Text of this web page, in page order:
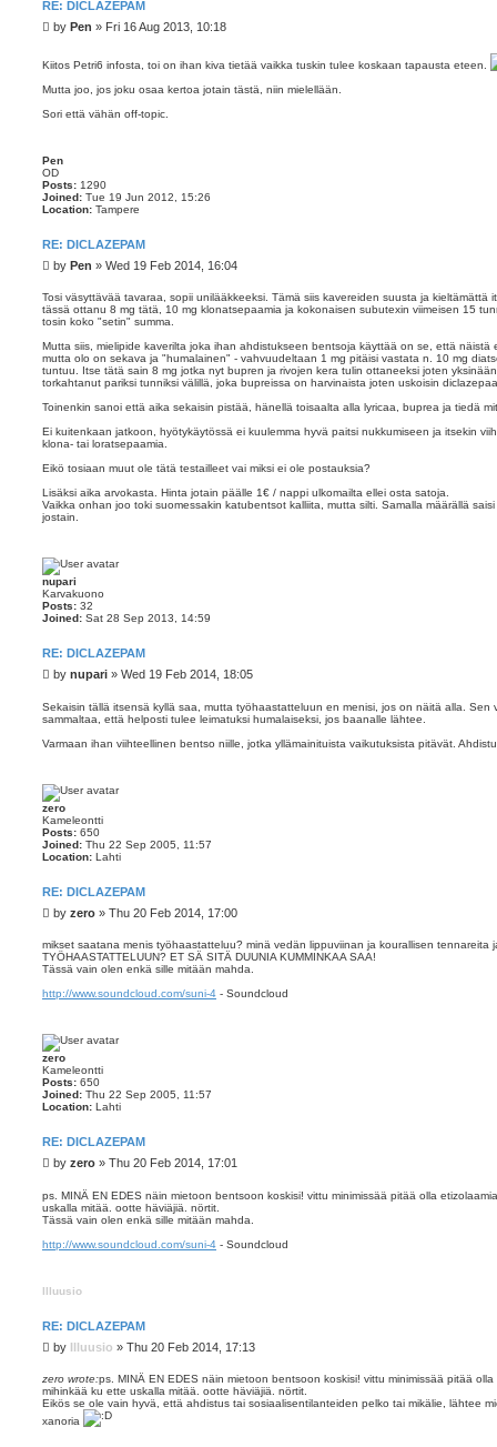
RE: DICLAZEPAM
P
t
by Pen » Fri 16 Aug 2013, 10:18
Kiitos Petri6 infosta, toi on ihan kiva tietää vaikka tuskin tulee koskaan tapausta eteen.
Mutta joo, jos joku osaa kertoa jotain tästä, niin mielellään.
Sori että vähän off-topic.
Pen
OD
Posts: 1290
Joined: Tue 19 Jun 2012, 15:26
Location: Tampere
RE: DICLAZEPAM
P
s
t
by Pen » Wed 19 Feb 2014, 16:04
Tosi väsyttävää tavaraa, sopii unilääkkeeksi. Tämä siis kavereiden suusta ja kieltämättä
tässä ottanu 8 mg tätä, 10 mg klonatsepaamia ja kokonaisen subutexin viimeisen 15
tosin koko "setin" summa.
Mutta siis, mielipide kaverilta joka ihan ahdistukseen bentsoja käyttää on se, että näistä
mutta olo on sekava ja "humalainen" - vahvuudeltaan 1 mg pitäisi vastata n. 10 mg
tuntuu. Itse tätä sain 8 mg jotka nyt bupren ja rivojen kera tulin ottaneeksi joten
torkahtanut pariksi tunniksi välillä, joka bupreissa on harvinaista joten uskoisin
Toinenkin sanoi että aika sekaisin pistää, hänellä toisaalta alla lyricaa, buprea ja tiedä
Ei kuitenkaan jatkoon, hyötykäytössä ei kuulemma hyvä paitsi nukkumiseen ja itsekin
klona- tai loratsepaamia.
Eikö tosiaan muut ole tätä testailleet vai miksi ei ole postauksia?
Lisäksi aika arvokasta. Hinta jotain päälle 1€ / nappi ulkomailta ellei osta satoja.
Vaikka onhan joo toki suomessakin katubentsot kalliita, mutta silti. Samalla määrällä
jostain.
nupari
Karvakuono
Posts: 32
Joined: Sat 28 Sep 2013, 14:59
RE: DICLAZEPAM
P
s
t
by nupari » Wed 19 Feb 2014, 18:05
Sekaisin tällä itsensä kyllä saa, mutta työhaastatteluun en menisi, jos on näitä alla.
sammaltaa, että helposti tulee leimatuksi humalaiseksi, jos baanalle lähtee.
Varmaan ihan viihteellinen bentso niille, jotka yllämainituista vaikutuksista pitävät.
zero
Kameleontti
Posts: 650
Joined: Thu 22 Sep 2005, 11:57
Location: Lahti
RE: DICLAZEPAM
P
s
t
by zero » Thu 20 Feb 2014, 17:00
mikset saatana menis työhaastatteluu? minä vedän lippuviinan ja kourallisen tennareita
TYÖHAASTATTELUUN? ET SÄ SITÄ DUUNIA KUMMINKAA SAA!
Tässä vain olen enkä sille mitään mahda.
http://www.soundcloud.com/suni-4 - Soundcloud
zero
Kameleontti
Posts: 650
Joined: Thu 22 Sep 2005, 11:57
Location: Lahti
RE: DICLAZEPAM
P
s
t
by zero » Thu 20 Feb 2014, 17:01
ps. MINÄ EN EDES näin mietoon bentsoon koskisi! vittu minimissää pitää olla
uskalla mitää. ootte häviäjiä. nörtit.
Tässä vain olen enkä sille mitään mahda.
http://www.soundcloud.com/suni-4 - Soundcloud
Illuusio
RE: DICLAZEPAM
P
s
t
by Illuusio » Thu 20 Feb 2014, 17:13
zero wrote:ps. MINÄ EN EDES näin mietoon bentsoon koskisi! vittu minimissää pitää
mihinkää ku ette uskalla mitää. ootte häviäjiä. nörtit.
Eikös se ole vain hyvä, että ahdistus tai sosiaalisentilanteiden pelko tai mikälie, lähtee
xanoria